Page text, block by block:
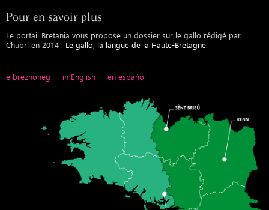
Pour en savoir plus
Le portail Bretania vous propose un dossier sur le gallo rédigé par
Chubri en 2014 : Le gallo, la langue de la Haute-Bretagne.
e brezhoneg in English en espaňol